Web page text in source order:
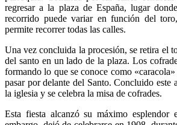
regresar a la plaza de España, lugar
recorrido puede variar en función del
permite recorrer todas las calles.
Una vez concluida la procesión, se retira el
del santo en un lado de la plaza. Los
formando lo que se conoce como
pasar por delante del Santo. Concluido este
la iglesia y se celebra la misa de cofrades.
Esta fiesta alcanzó su máximo